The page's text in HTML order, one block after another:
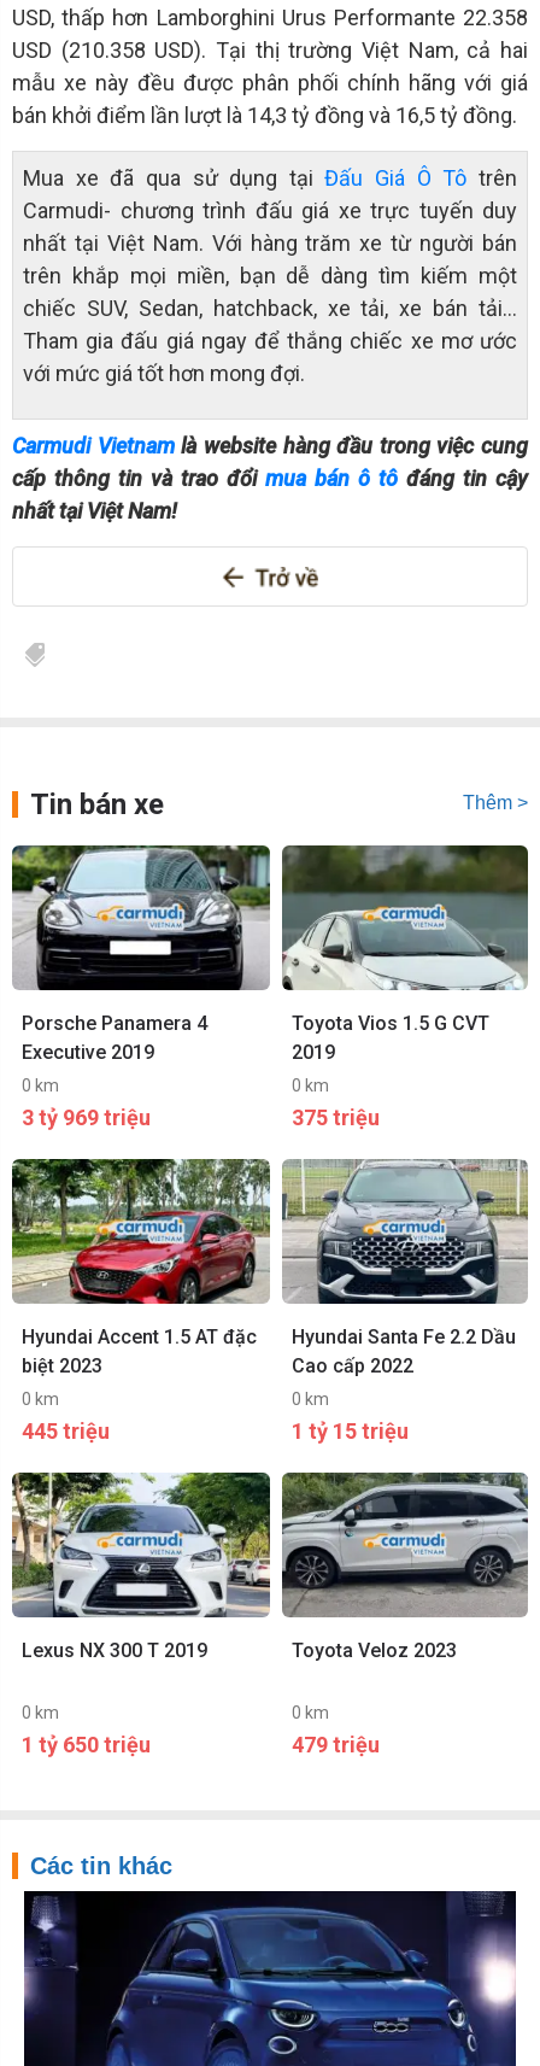
USD, thấp hơn Lamborghini Urus Performante 22.358
USD (210.358 USD). Tại thị trường Việt Nam, cả hai
mẫu xe này đều được phân phối chính hãng với giá
bán khởi điểm lần lượt là 14,3 tỷ đồng và 16,5 tỷ đồng.
Mua xe đã qua sử dụng tạiĐấu Giá Ô Tô trên
Carmudi- chương trình đấu giá xe trực tuyến duy
nhất tại Việt Nam. Với hàng trăm xe từ người bán
trên khắp mọi miền, bạn dễ dàng tìm kiếm một
chiếc SUV, Sedan, hatchback, xe tải, xe bán tải…
Tham gia đấu giá ngay để thắng chiếc xe mơ ước
với mức giá tốt hơn mong đợi.
Carmudi Vietnamlà website hàng đầu trong việc cung
cấp thông tin và trao đổi mua bán ô tô đáng tin cậy
nhất tại Việt Nam!
Tin bán xe Thêm >
Porsche Panamera 4
Executive 2019
0 km
3 tỷ 969 triệu
Toyota Vios 1.5 G CVT
2019
0 km
375 triệu
Hyundai Accent 1.5 AT đặc
biệt 2023
0 km
445 triệu
Hyundai Santa Fe 2.2 Dầu
Cao cấp 2022
0 km
1 tỷ 15 triệu
Lexus NX 300 T 2019
0 km
1 tỷ 650 triệu
Toyota Veloz 2023
0 km
479 triệu
Các tin khác